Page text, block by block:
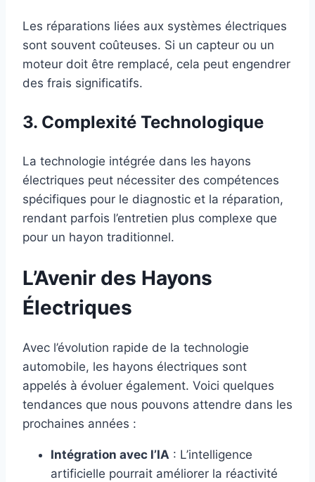
Les réparations liées aux systèmes électriques
sont souvent coûteuses. Si un capteur ou un
moteur doit être remplacé, cela peut engendrer
des frais significatifs.
3. Complexité Technologique
La technologie intégrée dans les hayons
électriques peut nécessiter des compétences
spécifiques pour le diagnostic et la réparation,
rendant parfois l’entretien plus complexe que
pour un hayon traditionnel.
L’Avenir des Hayons
Électriques
Avec l’évolution rapide de la technologie
automobile, les hayons électriques sont
appelés à évoluer également. Voici quelques
tendances que nous pouvons attendre dans les
prochaines années :
Intégration avec l’IA : L’intelligence
artificielle pourrait améliorer la réactivité